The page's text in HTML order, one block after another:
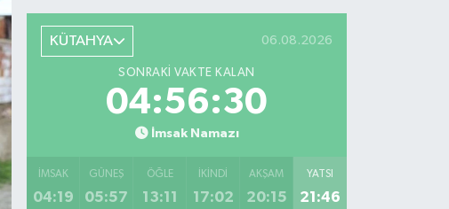
KÜTAHYA 06.08.2026
SONRAKI VAKTE KALAN
04:56:29
İmsak Namazı
İMSAK
04:19
GÜNEŞ
05:57
ÖĞLE
13:11
İKINDI
17:02
AKŞAM
20:15
YATSI
21:46